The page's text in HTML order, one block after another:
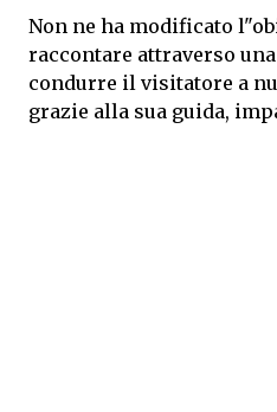
Non ne ha modificato
raccontare attraverso
condurre il visitatore a
grazie alla sua guida,